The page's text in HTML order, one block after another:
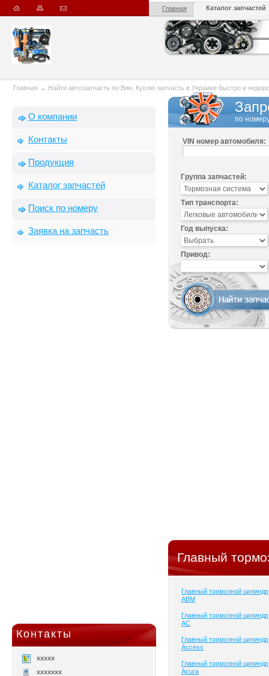
Главная Каталог запчастей
Главная → Найти автозапчасть по Вин. Куплю запчасть в Украине быстро и
О компании
Контакты
Продукция
Каталог запчастей
Поиск по номеру
Заявка на запчасть
Контакты
xxxxx
xxxxxxx
по
VIN номер автомобиля:
Группа запчастей:
Тип транспорта:
Год выпуска:
Привод:
Главный
Главный тормозной цилиндр
ABM
Главный тормозной цилиндр
AC
Главный тормозной цилиндр
Access
Главный тормозной цилиндр
Acura